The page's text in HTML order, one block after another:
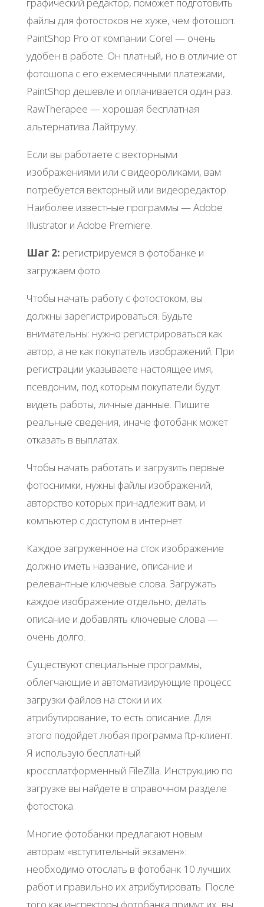
файлы для фотостоков не хуже, чем фотошоп.
PaintShop Pro от компании Corel — очень
удобен в работе. Он платный, но в отличие от
фотошопа с его ежемесячными платежами,
PaintShop дешевле и оплачивается один раз.
RawTherapee — хорошая бесплатная
альтернатива Лайтруму.
Если вы работаете с векторными
изображениями или с видеороликами, вам
потребуется векторный или видеоредактор.
Наиболее известные программы — Adobe
Illustrator и Adobe Premiere.
Шаг 2: регистрируемся в фотобанке и
загружаем фото
Чтобы начать работу с фотостоком, вы
должны зарегистрироваться. Будьте
внимательны: нужно регистрироваться как
автор, а не как покупатель изображений. При
регистрации указываете настоящее имя,
псевдоним, под которым покупатели будут
видеть работы, личные данные. Пишите
реальные сведения, иначе фотобанк может
отказать в выплатах.
Чтобы начать работать и загрузить первые
фотоснимки, нужны файлы изображений,
авторство которых принадлежит вам, и
компьютер с доступом в интернет.
Каждое загруженное на сток изображение
должно иметь название, описание и
релевантные ключевые слова. Загружать
каждое изображение отдельно, делать
описание и добавлять ключевые слова —
очень долго.
Существуют специальные программы,
облегчающие и автоматизирующие процесс
загрузки файлов на стоки и их
атрибутирование, то есть описание. Для
этого подойдет любая программа ftp-клиент.
Я использую бесплатный
кроссплатформенный FileZilla. Инструкцию по
загрузке вы найдете в справочном разделе
фотостока.
Многие фотобанки предлагают новым
авторам «вступительный экзамен»:
необходимо отослать в фотобанк 10 лучших
работ и правильно их атрибутировать. После